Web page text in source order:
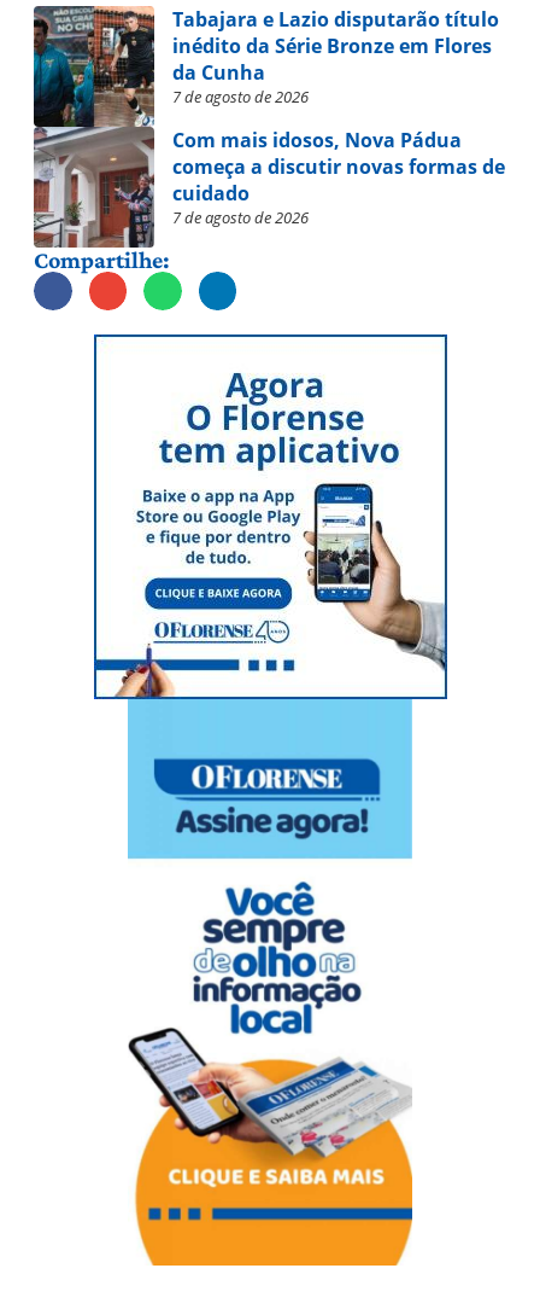
Tabajara e Lazio disputarão título
inédito da Série Bronze em Flores
da Cunha
7 de agosto de 2026
Com mais idosos, Nova Pádua
começa a discutir novas formas de
cuidado
7 de agosto de 2026
Compartilhe: